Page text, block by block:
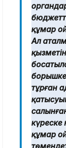
құмар
Ал
тұрған
күреске
құмар